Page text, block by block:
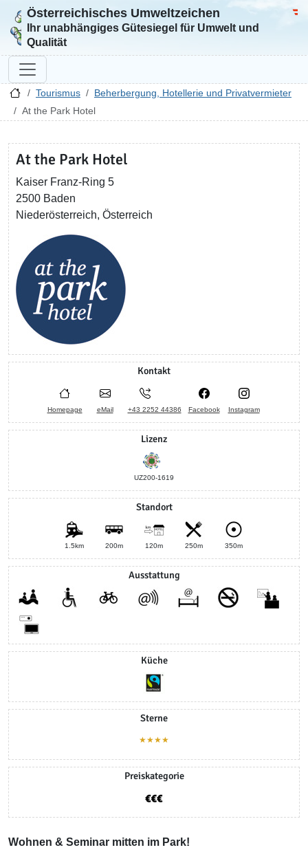
Zur Startseite
Österreichisches Umweltzeichen
Ihr unabhängiges Gütesiegel für Umwelt und
Qualität
Tourismus
Beherbergung, Hotellerie und Privatvermieter
At the Park Hotel
At the Park Hotel
Kaiser Franz-Ring 5
2500 Baden
Niederösterreich, Österreich
Kontakt
Homepage eMail +43 2252 44386 Facebook Instagram
Lizenz
UZ200-1619
Standort
1.5km 200m 120m 250m 350m
Ausstattung
Küche
Sterne
★★★★
Preiskategorie
Wohnen & Seminar mitten im Park!